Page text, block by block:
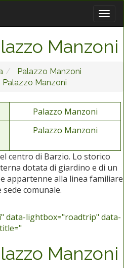
Manzoni
Palazzo Manzoni
Palazzo Manzoni
Palazzo Manzoni
Palazzo Manzoni
centro di Barzio. Lo storico
dotata di giardino e di un
appartenne alla linea familiare
comunale.
data-lightbox="roadtrip" data-
title="
Manzoni